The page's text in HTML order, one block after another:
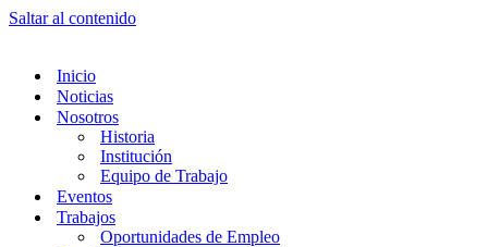
Saltar al contenido
Inicio
Noticias
Nosotros
Historia
Institución
Equipo de Trabajo
Eventos
Trabajos
Oportunidades de Empleo